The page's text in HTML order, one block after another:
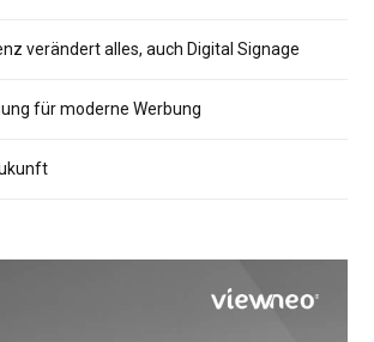
verändert alles, auch Digital Signage
für moderne Werbung